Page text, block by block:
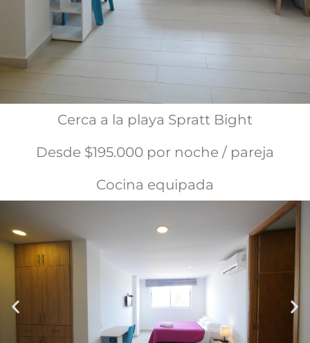
Cerca a la playa Spratt Bight
Desde $195.000 por noche / pareja
Cocina equipada